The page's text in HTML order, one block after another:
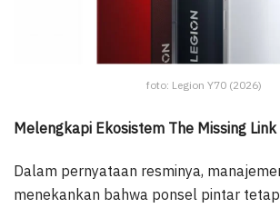
foto: Legion Y70 (2026)
Melengkapi Ekosistem The Missing Link
Dalam pernyataan resminya,
menekankan bahwa ponsel pintar